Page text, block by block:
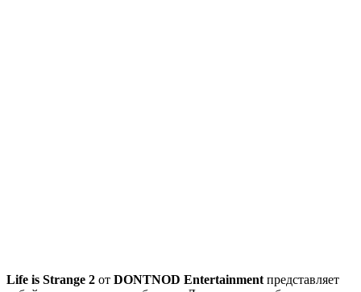
Life is Strange 2 от DONTNOD Entertainment представляет